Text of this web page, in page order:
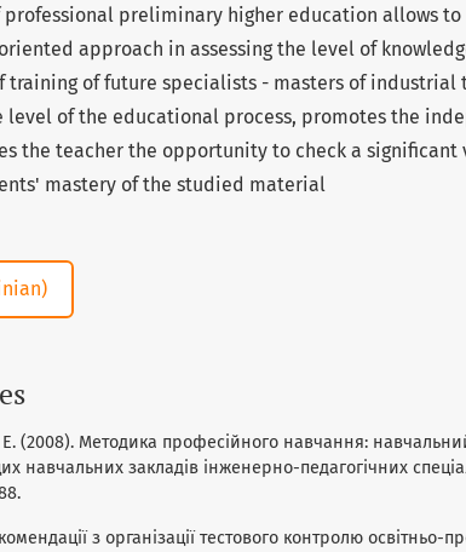
preliminary higher education allows
approach in assessing the level of
training of future specialists - masters of industrial
level of the educational process, promotes the
the teacher the opportunity to check a significant
mastery of the studied material
(2008). Методика професійного навчання:
навчальних закладів інженерно-педагогічних
з організації тестового контролю освітньо-